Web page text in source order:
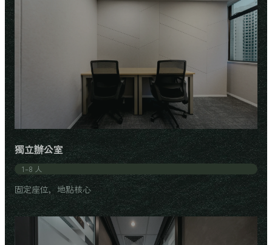
獨立辦公室
1–8 人
固定座位，地點核心